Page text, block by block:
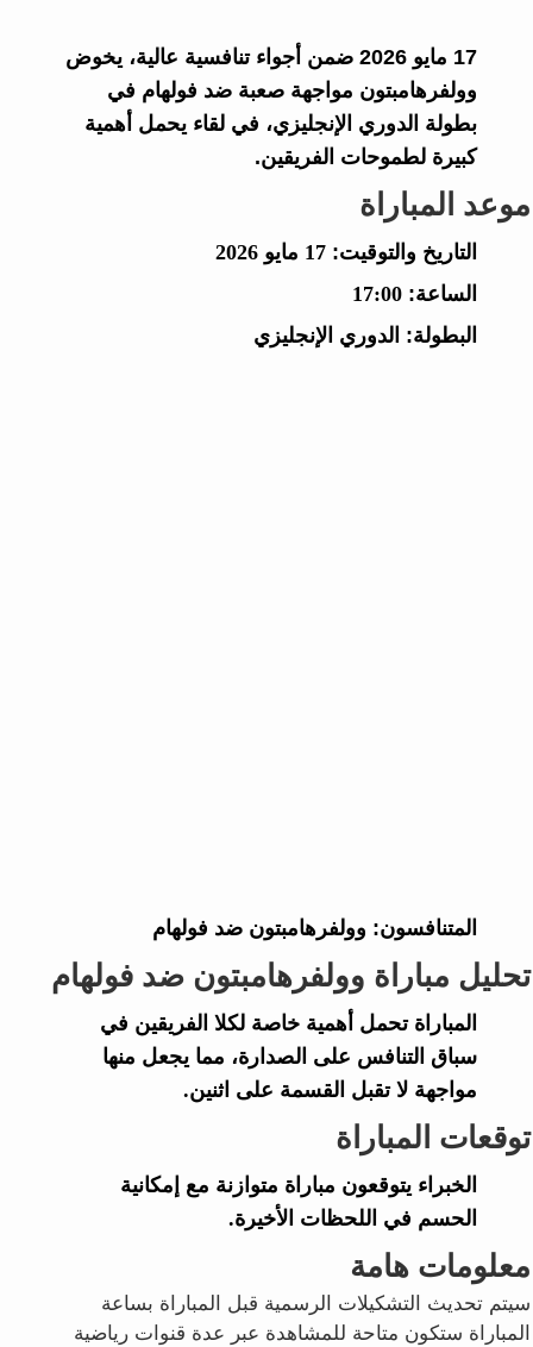
17 مايو 2026 ضمن أجواء تنافسية عالية، يخوض
وولفرهامبتون مواجهة صعبة ضد فولهام في
بطولة الدوري الإنجليزي، في لقاء يحمل أهمية
كبيرة لطموحات الفريقين.
موعد المباراة
التاريخ والتوقيت: 17 مايو 2026
الساعة: 17:00
البطولة: الدوري الإنجليزي
المتنافسون: وولفرهامبتون ضد فولهام
تحليل مباراة وولفرهامبتون ضد فولهام
المباراة تحمل أهمية خاصة لكلا الفريقين في
سباق التنافس على الصدارة، مما يجعل منها
مواجهة لا تقبل القسمة على اثنين.
توقعات المباراة
الخبراء يتوقعون مباراة متوازنة مع إمكانية
الحسم في اللحظات الأخيرة.
معلومات هامة
سيتم تحديث التشكيلات الرسمية قبل المباراة بساعة
المباراة ستكون متاحة للمشاهدة عبر عدة قنوات رياضية